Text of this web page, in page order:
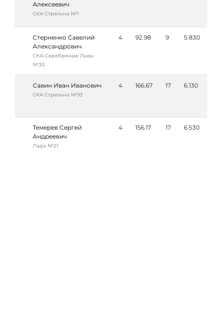
Алексеевич
СКА Стрельна №1
Стерненко Савелий
Александрович
СКА-Серебряные Львы
№30
4 92.98 9 5.830
Савин Иван Иванович
СКА Стрельна №93
4 166.67 17 6.130
Темерев Сергей
Андреевич
Лада №21
4 156.17 17 6.530